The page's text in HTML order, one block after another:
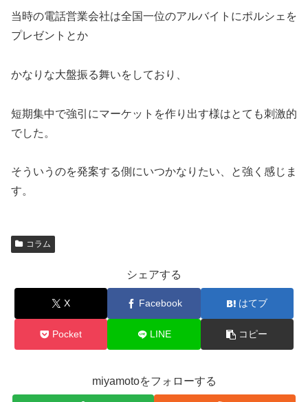
当時の電話営業会社は全国一位のアルバイトにポルシェを
プレゼントとか
かなりな大盤振る舞いをしており、
短期集中で強引にマーケットを作り出す様はとても刺激的
でした。
そういうのを発案する側にいつかなりたい、と強く感じま
す。
コラム
シェアする
X Facebook はてブ
Pocket LINE コピー
miyamotoをフォローする